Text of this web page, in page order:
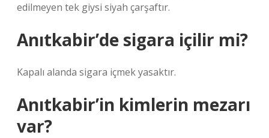
edilmeyen tek giysi siyah çarşaftır.
Anıtkabir’de sigara içilir mi?
Kapalı alanda sigara içmek yasaktır.
Anıtkabir’in kimlerin mezarı
var?